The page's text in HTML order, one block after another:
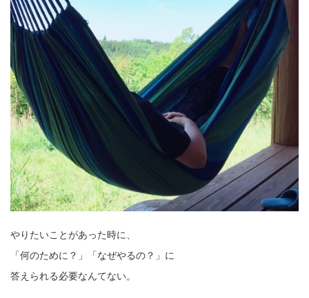
やりたいことがあった時に、
「何のために？」「なぜやるの？」に
答えられる必要なんてない。